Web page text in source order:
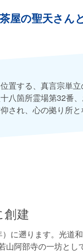
屋の聖天さん
置する、真言宗単
八箇所霊場第32番
され、心の拠り所と
創建
に遡ります。光道
山阿部寺の一坊と